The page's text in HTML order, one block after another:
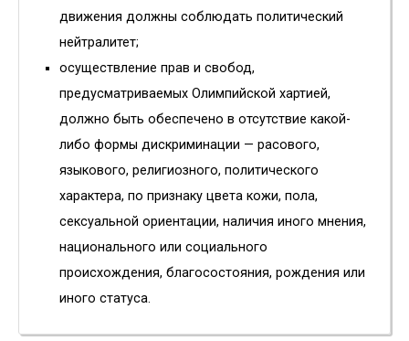
движения должны соблюдать политический
нейтралитет;
осуществление прав и свобод,
предусматриваемых Олимпийской хартией,
должно быть обеспечено в отсутствие какой-
либо формы дискриминации — расового,
языкового, религиозного, политического
характера, по признаку цвета кожи, пола,
сексуальной ориентации, наличия иного мнения,
национального или социального
происхождения, благосостояния, рождения или
иного статуса.